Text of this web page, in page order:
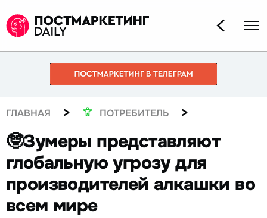
ГЛАВНАЯ > ПОТРЕБИТЕЛЬ >
🤓Зумеры представляют
глобальную угрозу для
производителей алкашки во
всем мире